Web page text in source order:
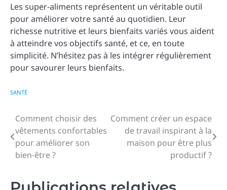
Les super-aliments représentent un véritable outil
pour améliorer votre santé au quotidien. Leur
richesse nutritive et leurs bienfaits variés vous aident
à atteindre vos objectifs santé, et ce, en toute
simplicité. N’hésitez pas à les intégrer régulièrement
pour savourer leurs bienfaits.
SANTÉ
Navigation
de
l’article
Comment choisir des
vêtements confortables
pour améliorer son
bien-être ?
Comment créer un espace
de travail inspirant à la
maison pour être plus
productif ?